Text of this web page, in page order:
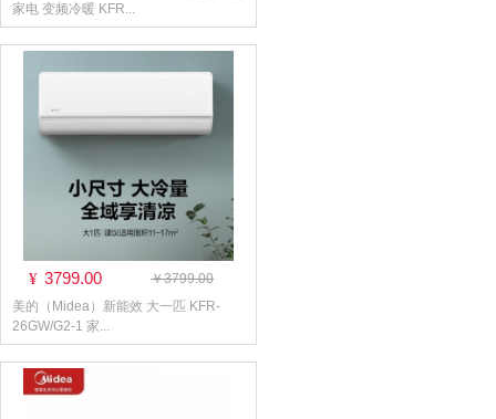
家电 变频冷暖 KFR...
¥ 3799.00
￥3799.00
美的（Midea）新能效 大一匹 KFR-
26GW/G2-1 家...